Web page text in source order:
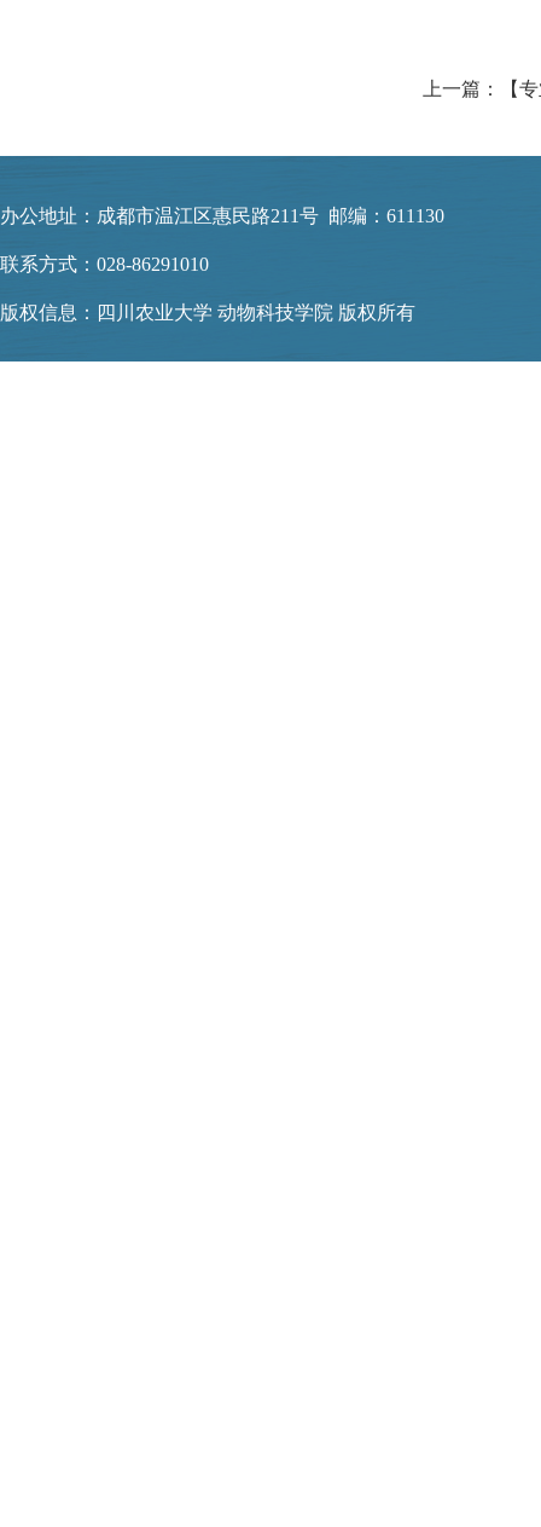
办公地址：成都市温江区惠民路211号 邮编：611130
联系方式：028-86291010
版权信息：四川农业大学 动物科技学院 版权所有